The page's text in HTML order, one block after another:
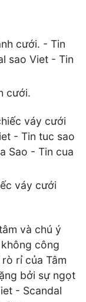
cưới.
váy cưới